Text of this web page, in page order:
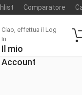
Comparatore
Ciao, effettua il Log
In
Il mio
Account